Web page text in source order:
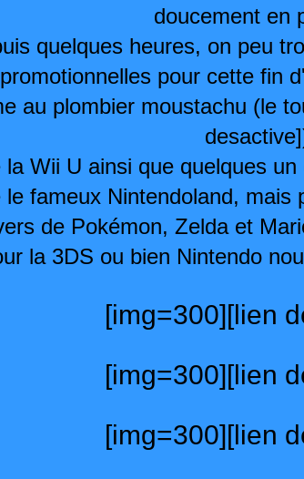
doucement en
quelques heures, on peu
pour cette fin
au plombier moustachu (le
Wii U ainsi que quelques
le fameux Nintendoland,
de Pokémon, Zelda et
la 3DS ou bien Nintendo
[img=300][lien
[img=300][lien
[img=300][lien